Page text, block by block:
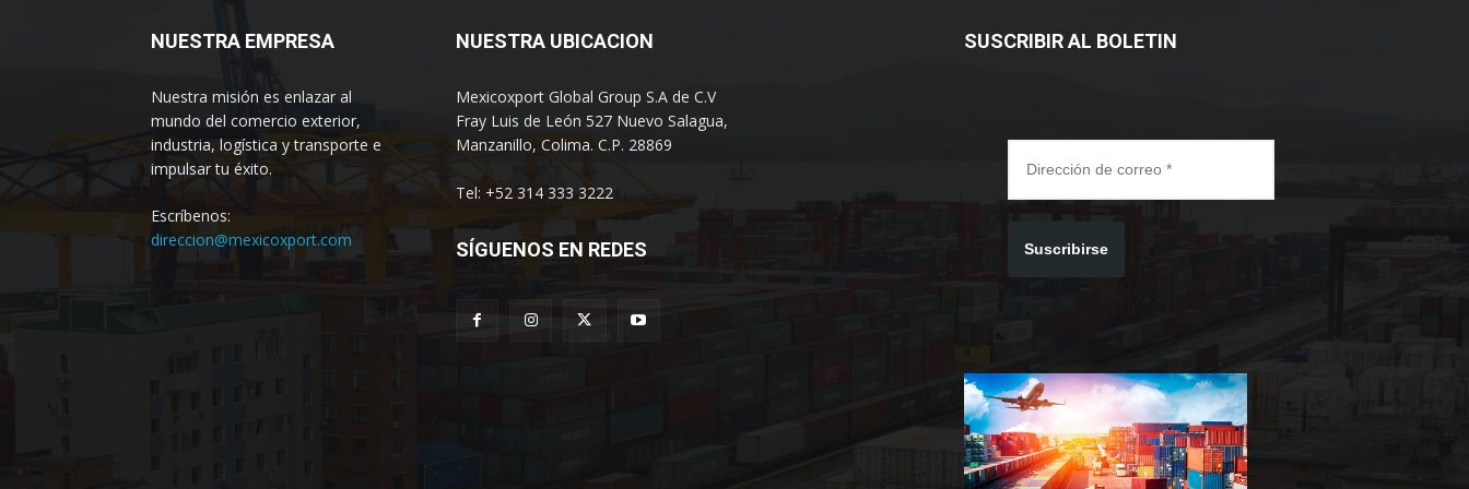
NUESTRA EMPRESA
Nuestra misión es enlazar al
mundo del comercio exterior,
industria, logística y transporte e
impulsar tu éxito.
Escríbenos:
direccion@mexicoxport.com
NUESTRA UBICACION
Mexicoxport Global Group S.A de C.V
Fray Luis de León 527 Nuevo Salagua,
Manzanillo, Colima. C.P. 28869
Tel: +52 314 333 3222
SÍGUENOS EN REDES
SUSCRIBIR AL BOLETIN
Suscribirse